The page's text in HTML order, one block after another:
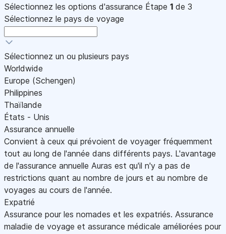
Sélectionnez les options d'assurance Étape 1 de 3
Sélectionnez le pays de voyage
Sélectionnez un ou plusieurs pays
Worldwide
Europe (Schengen)
Philippines
Thaïlande
États - Unis
Assurance annuelle
Convient à ceux qui prévoient de voyager fréquemment
tout au long de l'année dans différents pays. L'avantage
de l'assurance annuelle Auras est qu'il n'y a pas de
restrictions quant au nombre de jours et au nombre de
voyages au cours de l'année.
Expatrié
Assurance pour les nomades et les expatriés. Assurance
maladie de voyage et assurance médicale améliorées pour